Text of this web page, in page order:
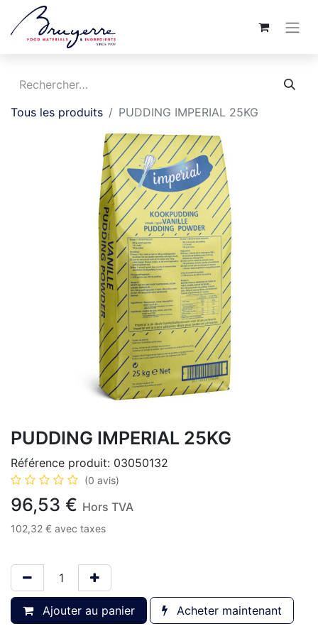
Tous les produits PUDDING IMPERIAL 25KG
PUDDING IMPERIAL 25KG
Référence produit: 03050132
(0 avis)
96,53 € Hors TVA
102,32 € avec taxes
Ajouter au panier Acheter maintenant